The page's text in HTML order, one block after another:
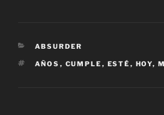
CATEGORÍAS
ABSURDER
ETIQUETAS
AÑOS , CUMPLE , ESTÉ , HOY,